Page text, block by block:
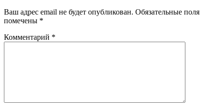
Ваш адрес email не будет опубликован. Обязательные поля
помечены *
Комментарий *